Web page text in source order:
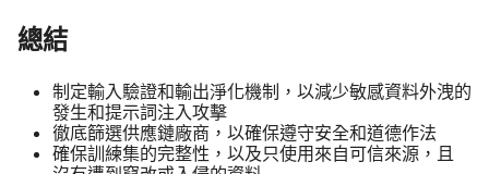
總結
制定​輸​入​驗證​和​輸出​淨化​機制，​以​減少​敏​感資料​外洩​的​
發生​和​提示​詞​注入​攻擊
徹底​篩選​供​應​鏈​廠商，​以確保​遵​守​安全​和​道德​作法
確保​訓​練集​的​完整性，​以及​只​使用​來自​可​信​來源，​且​